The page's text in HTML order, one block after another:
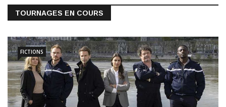
TOURNAGES EN COURS
FICTIONS